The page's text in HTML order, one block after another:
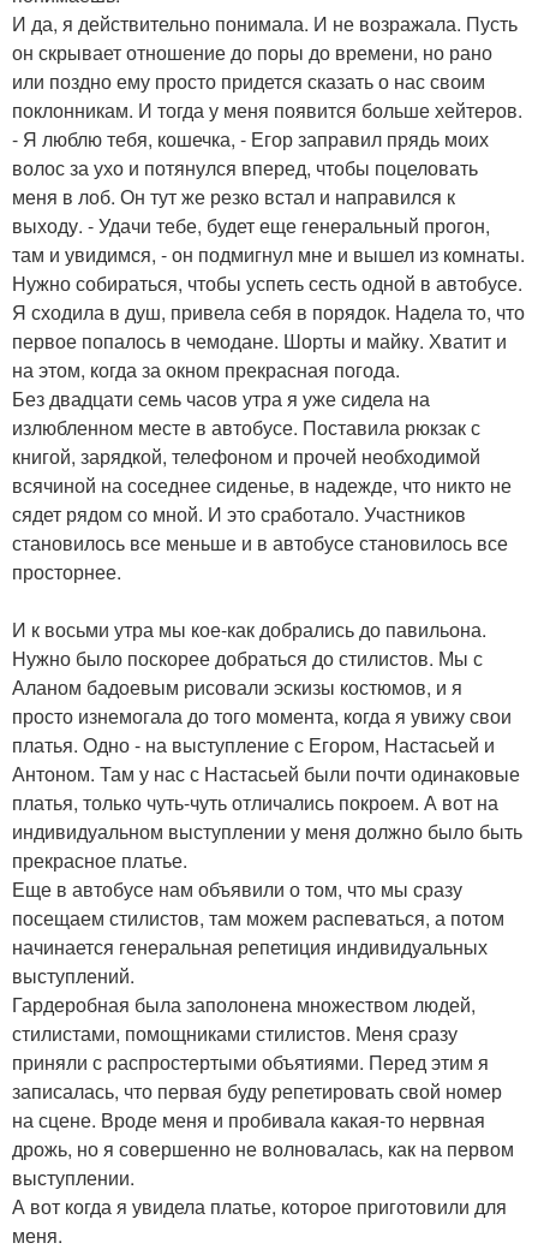
И да, я действительно понимала. И не возражала. Пусть
он скрывает отношение до поры до времени, но рано
или поздно ему просто придется сказать о нас своим
поклонникам. И тогда у меня появится больше хейтеров.
- Я люблю тебя, кошечка, - Егор заправил прядь моих
волос за ухо и потянулся вперед, чтобы поцеловать
меня в лоб. Он тут же резко встал и направился к
выходу. - Удачи тебе, будет еще генеральный прогон,
там и увидимся, - он подмигнул мне и вышел из комнаты.
Нужно собираться, чтобы успеть сесть одной в автобусе.
Я сходила в душ, привела себя в порядок. Надела то, что
первое попалось в чемодане. Шорты и майку. Хватит и
на этом, когда за окном прекрасная погода.
Без двадцати семь часов утра я уже сидела на
излюбленном месте в автобусе. Поставила рюкзак с
книгой, зарядкой, телефоном и прочей необходимой
всячиной на соседнее сиденье, в надежде, что никто не
сядет рядом со мной. И это сработало. Участников
становилось все меньше и в автобусе становилось все
просторнее.
И к восьми утра мы кое-как добрались до павильона.
Нужно было поскорее добраться до стилистов. Мы с
Аланом бадоевым рисовали эскизы костюмов, и я
просто изнемогала до того момента, когда я увижу свои
платья. Одно - на выступление с Егором, Настасьей и
Антоном. Там у нас с Настасьей были почти одинаковые
платья, только чуть-чуть отличались покроем. А вот на
индивидуальном выступлении у меня должно было быть
прекрасное платье.
Еще в автобусе нам объявили о том, что мы сразу
посещаем стилистов, там можем распеваться, а потом
начинается генеральная репетиция индивидуальных
выступлений.
Гардеробная была заполонена множеством людей,
стилистами, помощниками стилистов. Меня сразу
приняли с распростертыми объятиями. Перед этим я
записалась, что первая буду репетировать свой номер
на сцене. Вроде меня и пробивала какая-то нервная
дрожь, но я совершенно не волновалась, как на первом
выступлении.
А вот когда я увидела платье, которое приготовили для
меня.